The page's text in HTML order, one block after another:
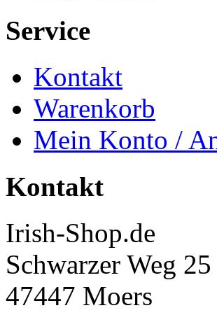
Service
Kontakt
Warenkorb
Mein Konto /
Kontakt
Irish-Shop.de
Schwarzer Weg 25
47447 Moers